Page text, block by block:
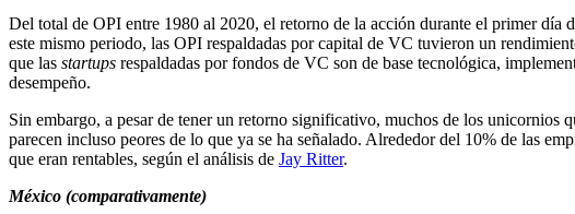
Del total de OPI entre 1980 al 2020, el retorno de la acción durante el primer día
este mismo periodo, las OPI respaldadas por capital de VC tuvieron un
que las startups respaldadas por fondos de VC son de base tecnológica,
desempeño.
Sin embargo, a pesar de tener un retorno significativo, muchos de los unicornios
parecen incluso peores de lo que ya se ha señalado. Alrededor del 10% de las
que eran rentables, según el análisis de Jay Ritter.
México (comparativamente)